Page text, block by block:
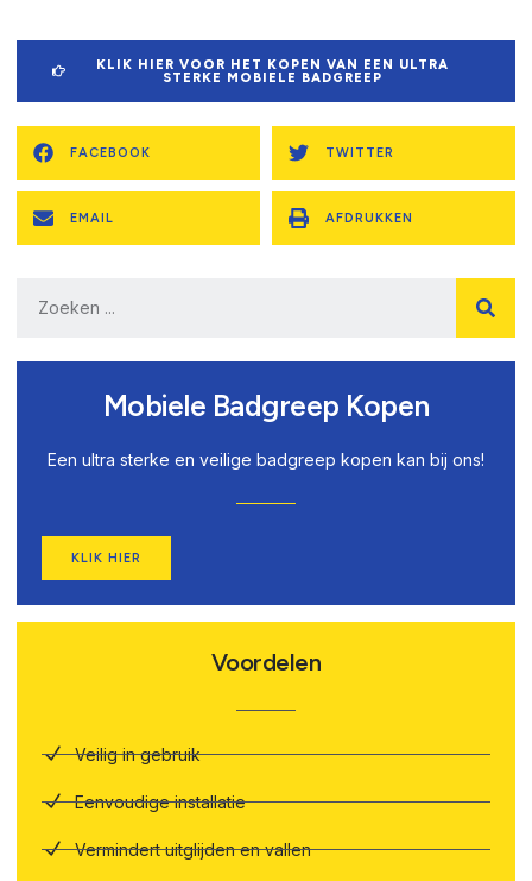
KLIK HIER VOOR HET KOPEN VAN EEN ULTRA
STERKE MOBIELE BADGREEP
FACEBOOK TWITTER
EMAIL AFDRUKKEN
Mobiele Badgreep Kopen
Een ultra sterke en veilige badgreep kopen kan bij ons!
KLIK HIER
Voordelen
Veilig in gebruik
Eenvoudige installatie
Vermindert uitglijden en vallen